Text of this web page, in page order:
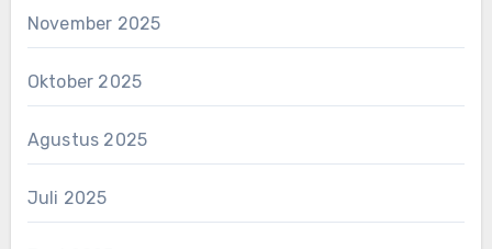
November 2025
Oktober 2025
Agustus 2025
Juli 2025